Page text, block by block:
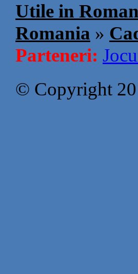
Utile in
Romania »
Parteneri:
© Copyright